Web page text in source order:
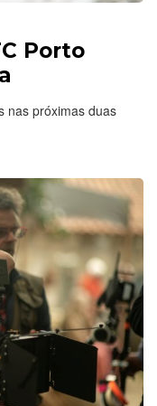
Porto
nas próximas duas